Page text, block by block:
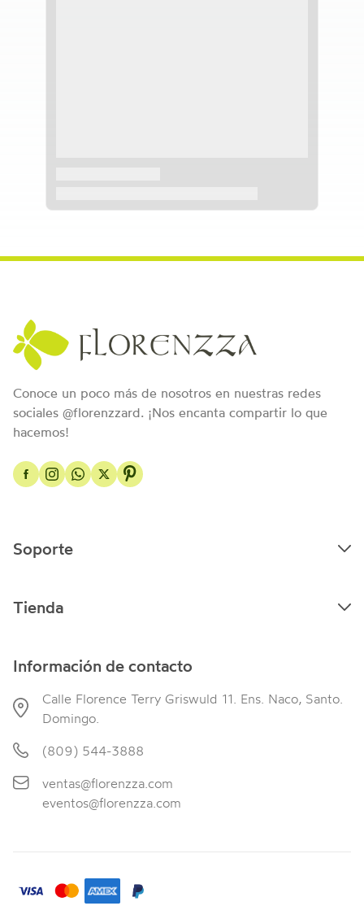
Conoce un poco más de nosotros en nuestras redes
sociales @florenzzard. ¡Nos encanta compartir lo que
hacemos!
Soporte
Tienda
Información de contacto
Calle Florence Terry Griswuld 11. Ens. Naco, Santo.
Domingo.
(809) 544-3888
ventas@florenzza.com
eventos@florenzza.com